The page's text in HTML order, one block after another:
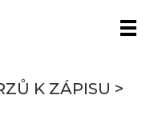
K ZÁPISU >